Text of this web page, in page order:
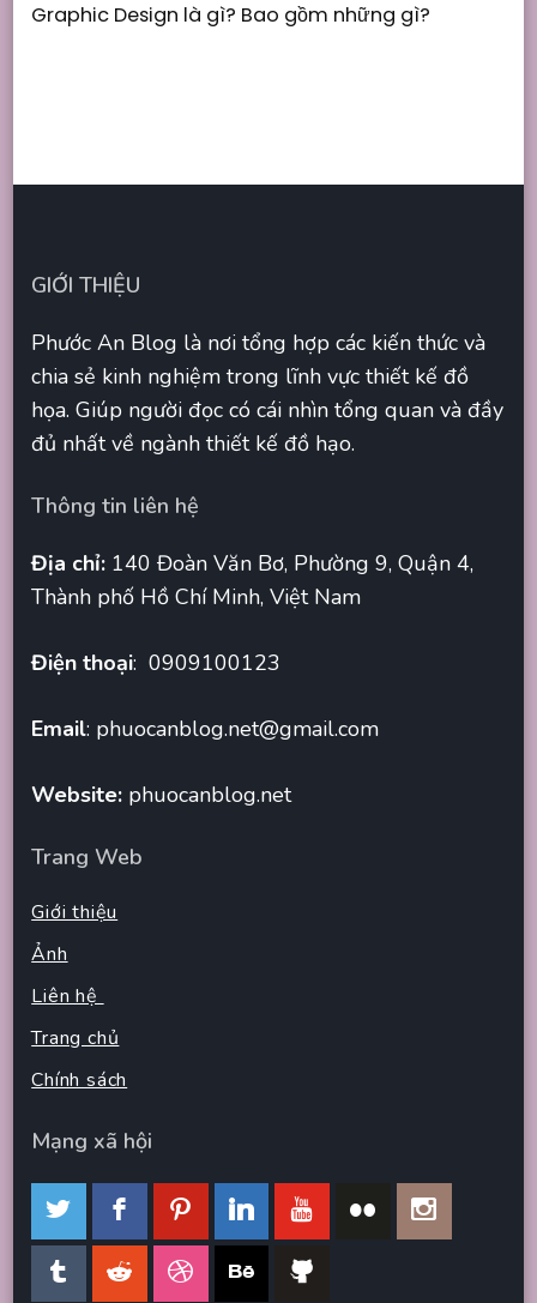
Graphic Design là gì? Bao gồm những gì?
GIỚI THIỆU
Phước An Blog là nơi tổng hợp các kiến thức và
chia sẻ kinh nghiệm trong lĩnh vực thiết kế đồ
họa. Giúp người đọc có cái nhìn tổng quan và đầy
đủ nhất về ngành thiết kế đồ hạo.
Thông tin liên hệ
Địa chỉ: 140 Đoàn Văn Bơ, Phường 9, Quận 4,
Thành phố Hồ Chí Minh, Việt Nam
Điện thoại: 0909100123
Email: phuocanblog.net@gmail.com
Website: phuocanblog.net
Trang Web
Giới thiệu
Ảnh
Liên hệ
Trang chủ
Chính sách
Mạng xã hội